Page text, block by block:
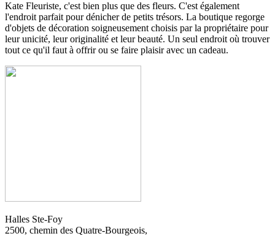
Kate Fleuriste, c'est bien plus que des fleurs. C'est également
l'endroit parfait pour dénicher de petits trésors. La boutique regorge
d'objets de décoration soigneusement choisis par la propriétaire pour
leur unicité, leur originalité et leur beauté. Un seul endroit où trouver
tout ce qu'il faut à offrir ou se faire plaisir avec un cadeau.
Halles Ste-Foy
2500, chemin des Quatre-Bourgeois,